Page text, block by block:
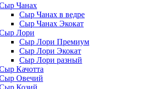
Чанах
Сыр Чанах в ведре
Сыр Чанах Экокат
Лори
Сыр Лори Премиум
Сыр Лори Экокат
Сыр Лори разный
Качотта
Овечий
Козий